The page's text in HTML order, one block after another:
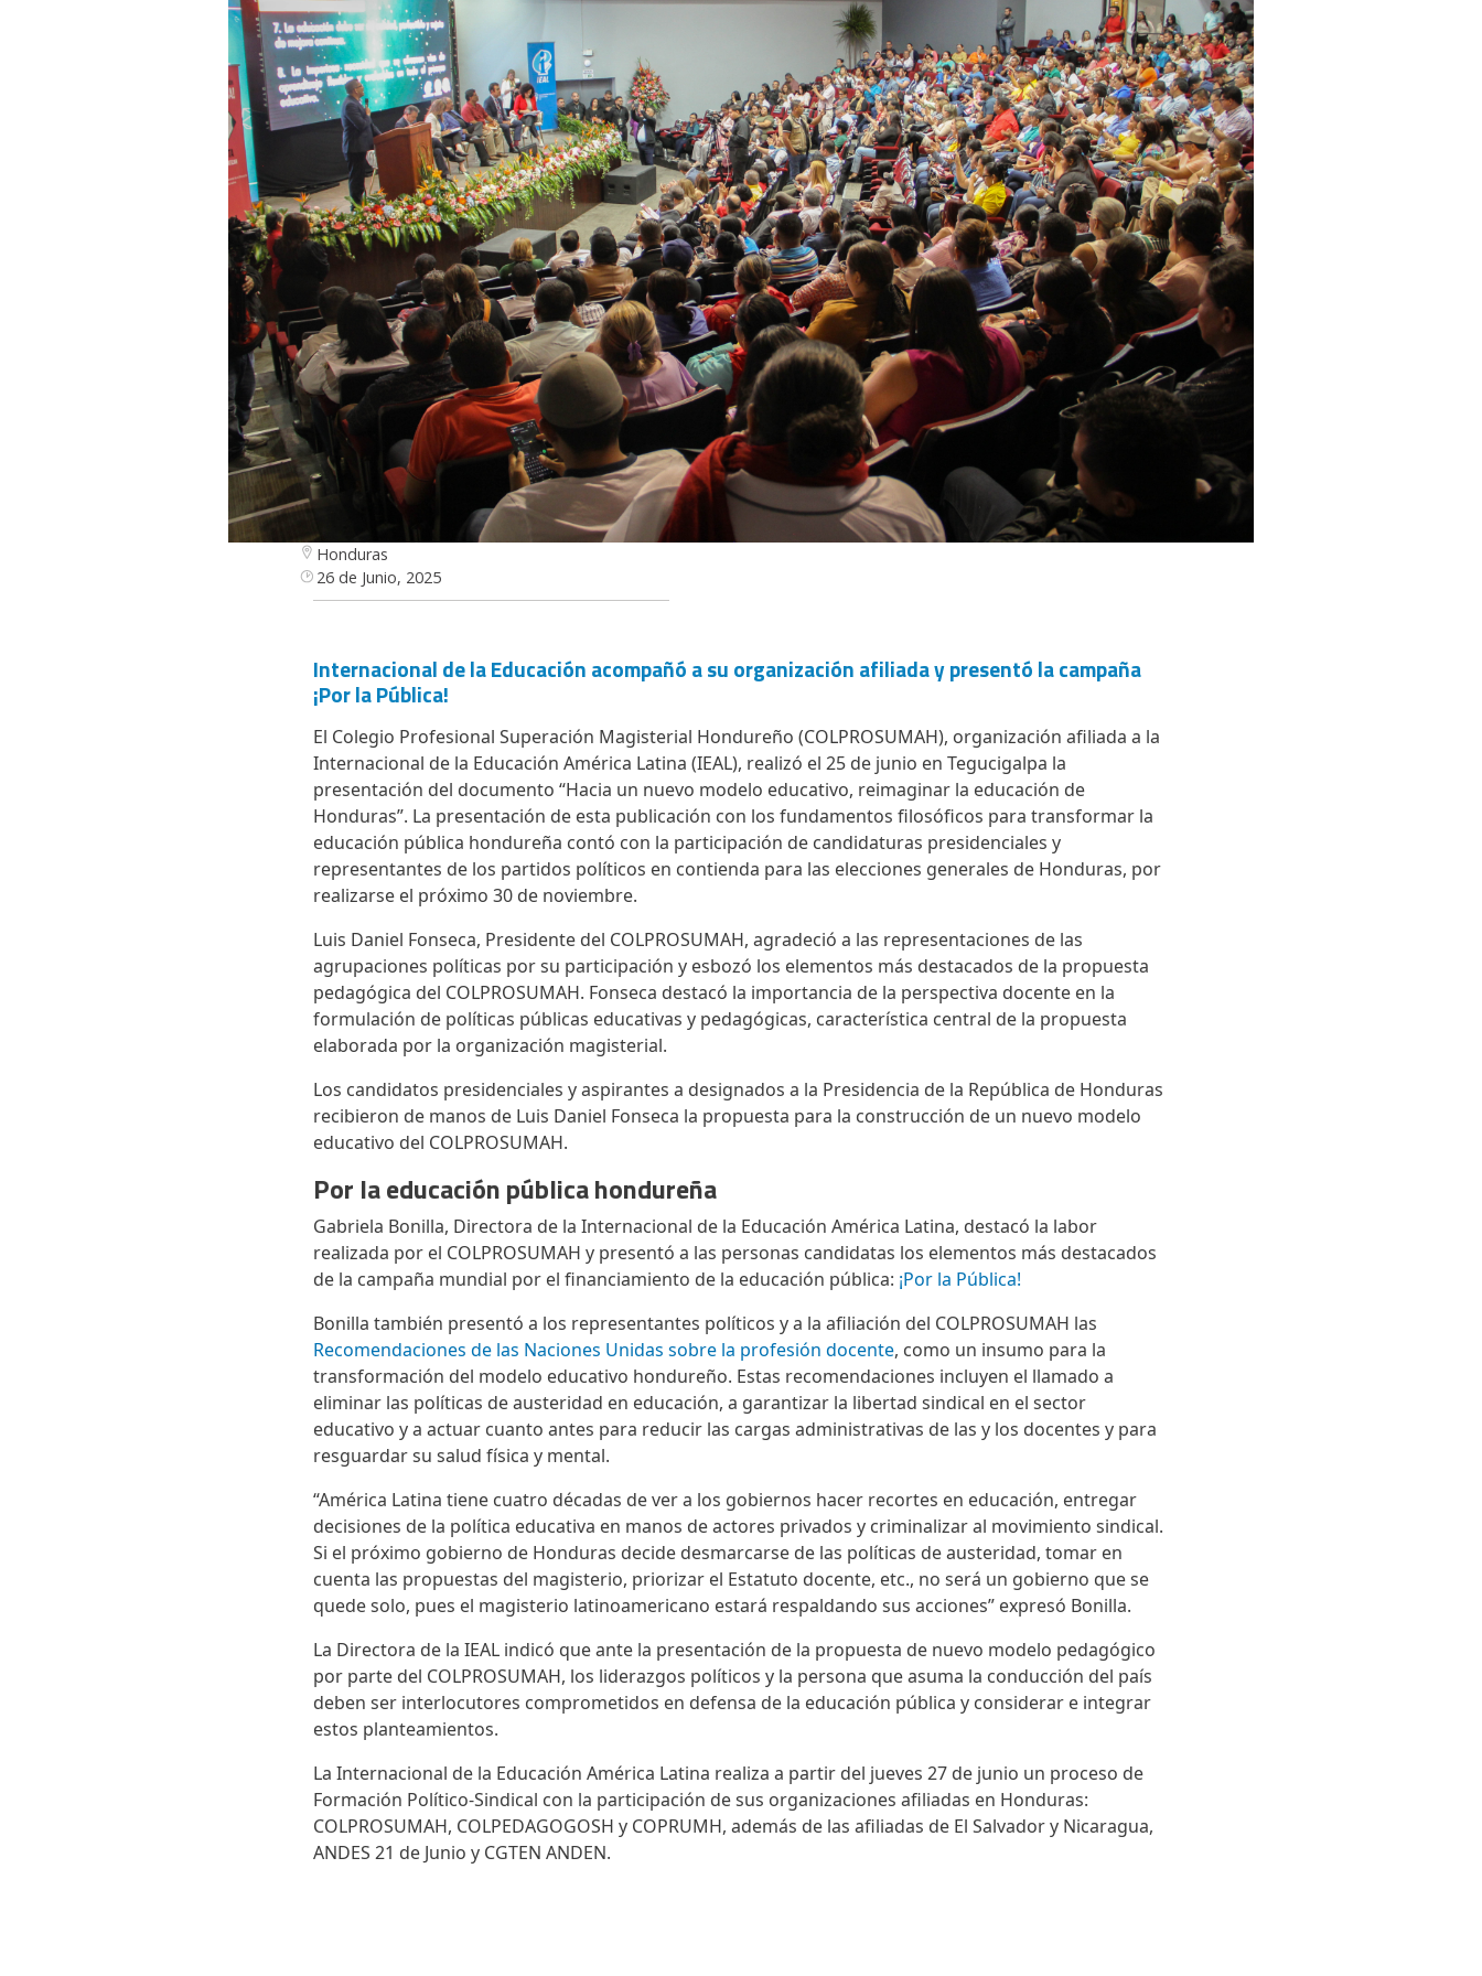
Honduras
26 de Junio, 2025
Internacional de la Educación acompañó a su organización afiliada y presentó la campaña
¡Por la Pública!
El Colegio Profesional Superación Magisterial Hondureño (COLPROSUMAH), organización afiliada a la
Internacional de la Educación América Latina (IEAL), realizó el 25 de junio en Tegucigalpa la
presentación del documento “Hacia un nuevo modelo educativo, reimaginar la educación de
Honduras”. La presentación de esta publicación con los fundamentos filosóficos para transformar la
educación pública hondureña contó con la participación de candidaturas presidenciales y
representantes de los partidos políticos en contienda para las elecciones generales de Honduras, por
realizarse el próximo 30 de noviembre.
Luis Daniel Fonseca, Presidente del COLPROSUMAH, agradeció a las representaciones de las
agrupaciones políticas por su participación y esbozó los elementos más destacados de la propuesta
pedagógica del COLPROSUMAH. Fonseca destacó la importancia de la perspectiva docente en la
formulación de políticas públicas educativas y pedagógicas, característica central de la propuesta
elaborada por la organización magisterial.
Los candidatos presidenciales y aspirantes a designados a la Presidencia de la República de Honduras
recibieron de manos de Luis Daniel Fonseca la propuesta para la construcción de un nuevo modelo
educativo del COLPROSUMAH.
Por la educación pública hondureña
Gabriela Bonilla, Directora de la Internacional de la Educación América Latina, destacó la labor
realizada por el COLPROSUMAH y presentó a las personas candidatas los elementos más destacados
de la campaña mundial por el financiamiento de la educación pública: ¡Por la Pública!
Bonilla también presentó a los representantes políticos y a la afiliación del COLPROSUMAH las
Recomendaciones de las Naciones Unidas sobre la profesión docente, como un insumo para la
transformación del modelo educativo hondureño. Estas recomendaciones incluyen el llamado a
eliminar las políticas de austeridad en educación, a garantizar la libertad sindical en el sector
educativo y a actuar cuanto antes para reducir las cargas administrativas de las y los docentes y para
resguardar su salud física y mental.
“América Latina tiene cuatro décadas de ver a los gobiernos hacer recortes en educación, entregar
decisiones de la política educativa en manos de actores privados y criminalizar al movimiento sindical.
Si el próximo gobierno de Honduras decide desmarcarse de las políticas de austeridad, tomar en
cuenta las propuestas del magisterio, priorizar el Estatuto docente, etc., no será un gobierno que se
quede solo, pues el magisterio latinoamericano estará respaldando sus acciones” expresó Bonilla.
La Directora de la IEAL indicó que ante la presentación de la propuesta de nuevo modelo pedagógico
por parte del COLPROSUMAH, los liderazgos políticos y la persona que asuma la conducción del país
deben ser interlocutores comprometidos en defensa de la educación pública y considerar e integrar
estos planteamientos.
La Internacional de la Educación América Latina realiza a partir del jueves 27 de junio un proceso de
Formación Político-Sindical con la participación de sus organizaciones afiliadas en Honduras:
COLPROSUMAH, COLPEDAGOGOSH y COPRUMH, además de las afiliadas de El Salvador y Nicaragua,
ANDES 21 de Junio y CGTEN ANDEN.